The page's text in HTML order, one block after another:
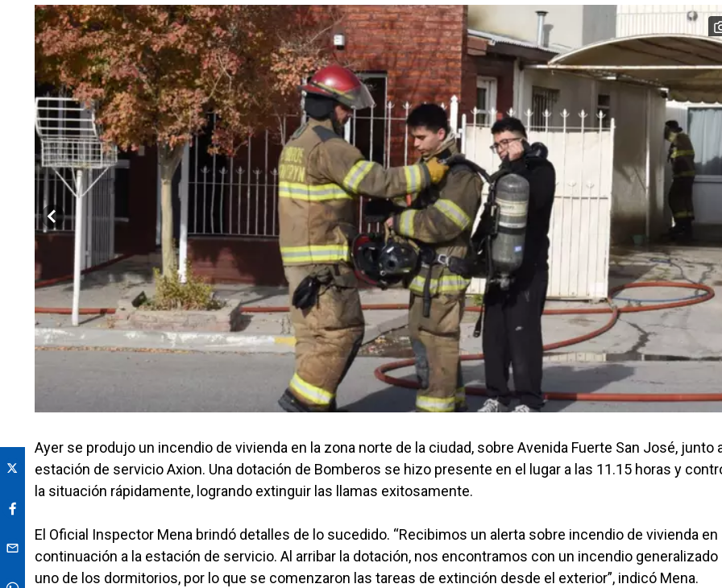
Ayer se produjo un incendio de vivienda en la zona norte de la ciudad, sobre Avenida Fuerte San José, junto
estación de servicio Axion. Una dotación de Bomberos se hizo presente en el lugar a las 11.15 horas y
la situación rápidamente, logrando extinguir las llamas exitosamente.
El Oficial Inspector Mena brindó detalles de lo sucedido. “Recibimos un alerta sobre incendio de vivienda en
continuación a la estación de servicio. Al arribar la dotación, nos encontramos con un incendio generalizado
uno de los dormitorios, por lo que se comenzaron las tareas de extinción desde el exterior”, indicó Mena.